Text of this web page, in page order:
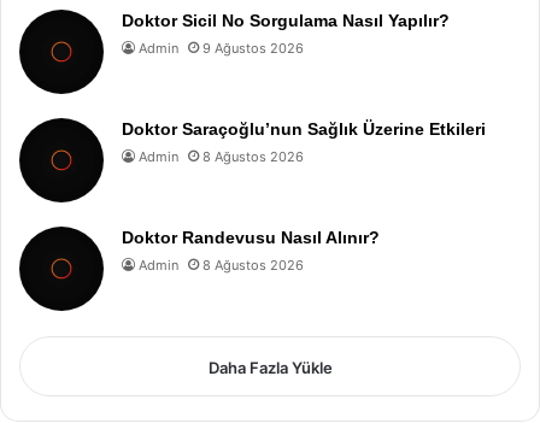
Doktor Sicil No Sorgulama Nasıl Yapılır?
Admin 9 Ağustos 2026
Doktor Saraçoğlu’nun Sağlık Üzerine Etkileri
Admin 8 Ağustos 2026
Doktor Randevusu Nasıl Alınır?
Admin 8 Ağustos 2026
Daha Fazla Yükle